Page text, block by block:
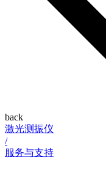
back
激光测振仪
/
服务与支持